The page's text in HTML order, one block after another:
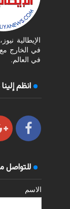
الإيطالية
في الخارج
في العالم.
انظم
للتواصل
الاسم